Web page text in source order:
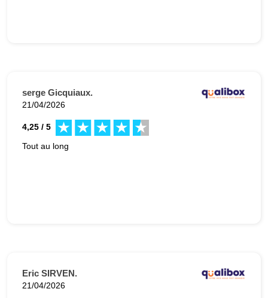
serge Gicquiaux.
21/04/2026
4,25 / 5
Tout au long
Eric SIRVEN.
21/04/2026